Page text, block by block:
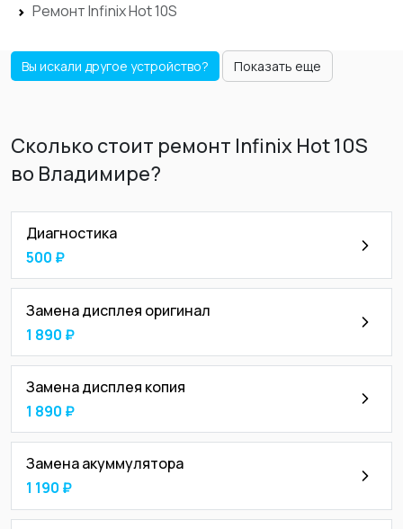
Ремонт Infinix Hot 10S
Вы искали другое устройство? Показать еще
Сколько стоит ремонт Infinix Hot 10S
во Владимире?
Диагностика
500 ₽
Замена дисплея оригинал
1 890 ₽
Замена дисплея копия
1 890 ₽
Замена акуммулятора
1 190 ₽